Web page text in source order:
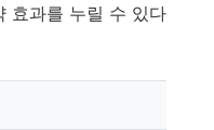
효과를 누릴 수 있다